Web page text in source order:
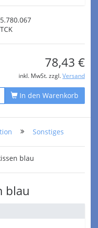
78,43 €
inkl. MwSt. zzgl. Versand
In den Warenkorb
Sonstiges
blau